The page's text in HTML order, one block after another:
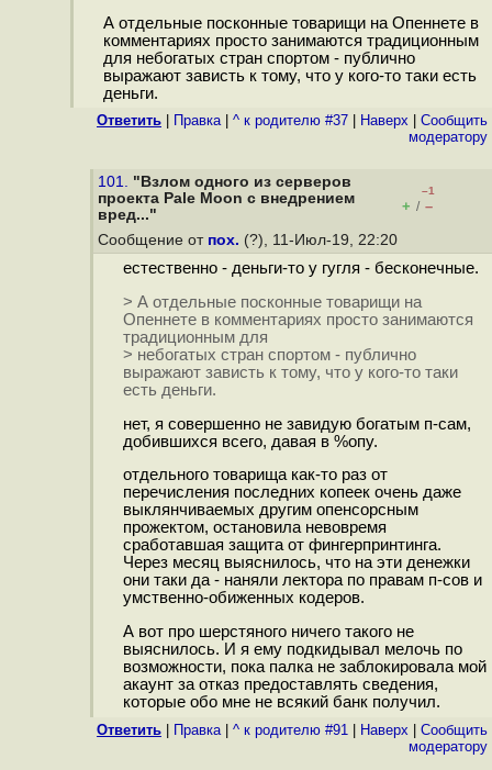
А отдельные посконные товарищи на Опеннете в
комментариях просто занимаются традиционным
для небогатых стран спортом - публично
выражают зависть к тому, что у кого-то таки есть
деньги.
Ответить Правка| ^ к родителю #37 Наверх
Cообщить
модератору
101. "Взлом одного из серверов
проекта Pale Moon с внедрением
вред..."
–1
+ / –
Сообщение от пох. (?), 11-Июл-19, 22:20
естественно - деньги-то у гугля - бесконечные.
> А отдельные посконные товарищи на
Опеннете в комментариях просто занимаются
традиционным для
> небогатых стран спортом - публично
выражают зависть к тому, что у кого-то таки
есть деньги.
нет, я совершенно не завидую богатым п-сам,
добившихся всего, давая в %опу.
отдельного товарища как-то раз от
перечисления последних копеек очень даже
выклянчиваемых другим опенсорсным
прожектом, остановила невовремя
сработавшая защита от фингерпринтинга.
Через месяц выяснилось, что на эти денежки
они таки да - наняли лектора по правам п-сов и
умственно-обиженных кодеров.
А вот про шерстяного ничего такого не
выяснилось. И я ему подкидывал мелочь по
возможности, пока палка не заблокировала мой
акаунт за отказ предоставлять сведения,
которые обо мне не всякий банк получил.
Ответить Правка| ^ к родителю #91 Наверх
Cообщить
модератору